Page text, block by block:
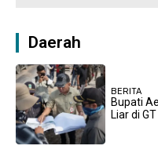
Daerah
BERITA
Bupati
Liar di